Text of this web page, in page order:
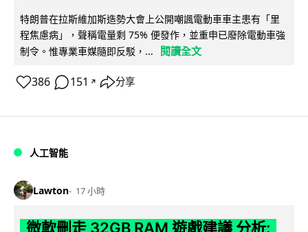
特朗普在拉斯維加斯造勢大會上公開嘲諷電動車車主患有「里
程焦慮病」，聲稱電量剩 75% 便發作，並重申已廢除電動車強
制令。惟專業車媒隨即反駁，...
閱讀全文
386 151 ↗ 分享
人工智能
Lawton 17 小時
微軟刪走 32GB RAM 遊戲建議 分析: